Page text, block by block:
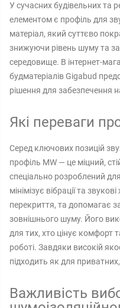
У сучасних будівельних
елементом є профіль для
матеріал, який суттєво
знижуючи рівень шуму та
середовище. В інтернет-
будматеріалів Gigabud
рішення для забезпечення
Які переваги
Серед ключових позицій
профіль MW — це міцний,
спеціально розроблений
мінімізує вібрації та
перекриття, та допомагає
зовнішнього шуму. Його
для тих, хто цінує комфорт
роботі. Завдяки високій
підходить як для
Важливість